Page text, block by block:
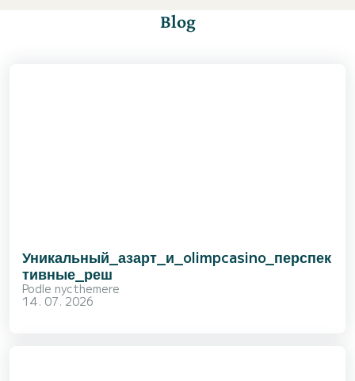
Blog
Уникальный_азарт_и_olimpcasino_перспек
тивные_реш
Podle nycthemere
14. 07. 2026